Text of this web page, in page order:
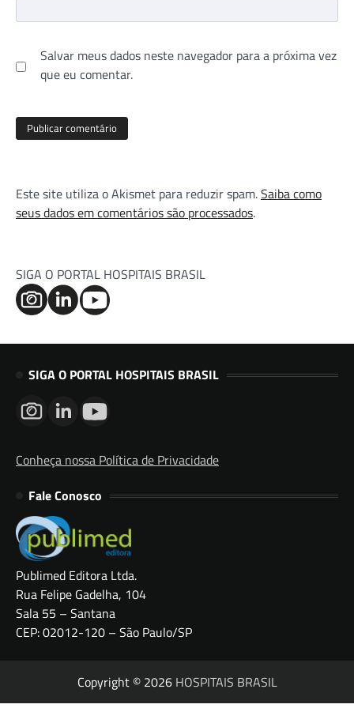
Salvar meus dados neste navegador para a próxima vez
que eu comentar.
Este site utiliza o Akismet para reduzir spam.Saiba como
seus dados em comentários são processados.
SIGA O PORTAL HOSPITAIS BRASIL
SIGA O PORTAL HOSPITAIS BRASIL
Conheça nossa Política de Privacidade
Fale Conosco
Publimed Editora Ltda.
Rua Felipe Gadelha, 104
Sala 55 – Santana
CEP: 02012-120 – São Paulo/SP
Copyright © 2026 HOSPITAIS BRASIL